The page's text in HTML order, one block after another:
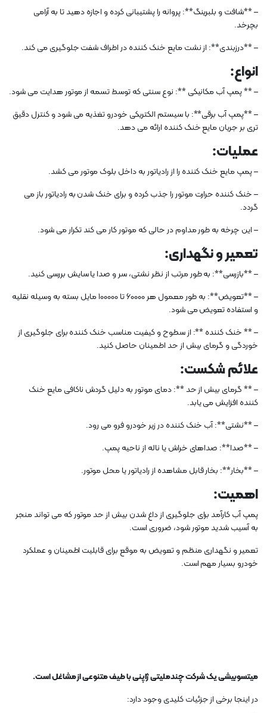
– **شافت و بلبرینگ**: پروانه را پشتیبانی کرده و اجازه دهید تا به آرامی
بچرخد.
– **درزبندی**: از نشت مایع خنک کننده در اطراف شفت جلوگیری می کند.
انواع:
– ** پمپ آب مکانیکی **: نوع سنتی که توسط تسمه از موتور هدایت می شود.
– **پمپ آب برقی**: با سیستم الکتریکی خودرو تغذیه می شود و کنترل دقیق
تری بر جریان مایع خنک کننده ارائه می دهد.
عملیات:
– پمپ مایع خنک کننده را از رادیاتور به داخل بلوک موتور می کشد.
– خنک کننده حرارت موتور را جذب کرده و برای خنک شدن به رادیاتور باز می
گردد.
– این چرخه به طور مداوم در حالی که موتور کار می کند تکرار می شود.
تعمیر و نگهداری:
– **بازرسی**: به طور مرتب از نظر نشتی، سر و صدا یا سایش بررسی کنید.
– **تعویض**: به طور معمول هر 60000 تا 100000 مایل بسته به وسیله نقلیه
و استفاده تعویض می شود.
– ** خنک کننده **: از سطوح و کیفیت مناسب خنک کننده برای جلوگیری از
خوردگی و گرمای بیش از حد اطمینان حاصل کنید.
علائم شکست:
– ** گرمای بیش از حد **: دمای موتور به دلیل گردش ناکافی مایع خنک
کننده افزایش می یابد.
– **نشتی**: آب خنک کننده در زیر خودرو فرو می رود.
– **صدا**: صداهای خراش یا ناله از ناحیه پمپ.
– **بخار**: بخار قابل مشاهده از رادیاتور یا محل موتور.
اهمیت:
پمپ آب کارآمد برای جلوگیری از داغ شدن بیش از حد موتور که می تواند منجر
به آسیب شدید موتور شود، ضروری است.
تعمیر و نگهداری منظم و تعویض به موقع برای قابلیت اطمینان و عملکرد
خودرو بسیار مهم است.
میتسوبیشی یک شرکت چندملیتی ژاپنی با طیف متنوعی از مشاغل است.
در اینجا برخی از جزئیات کلیدی وجود دارد: